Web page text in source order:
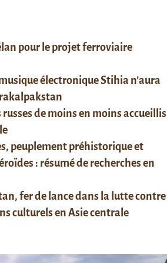
pour le projet ferroviaire
électronique Stihia n’aura
russes de moins en moins accueillis
peuplement préhistorique et
: résumé de recherches en
fer de lance dans la lutte contre
culturels en Asie centrale